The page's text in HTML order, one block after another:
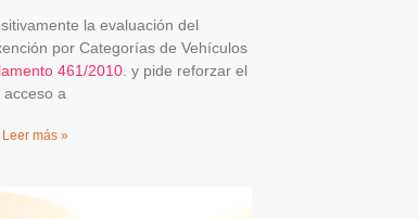
la evaluación del
por Categorías de Vehículos
461/2010 . y pide reforzar el
acceso a
Leer más »